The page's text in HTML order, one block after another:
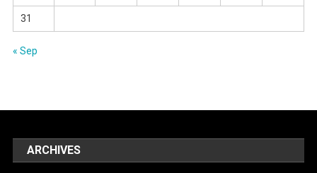
31
« Sep
ARCHIVES